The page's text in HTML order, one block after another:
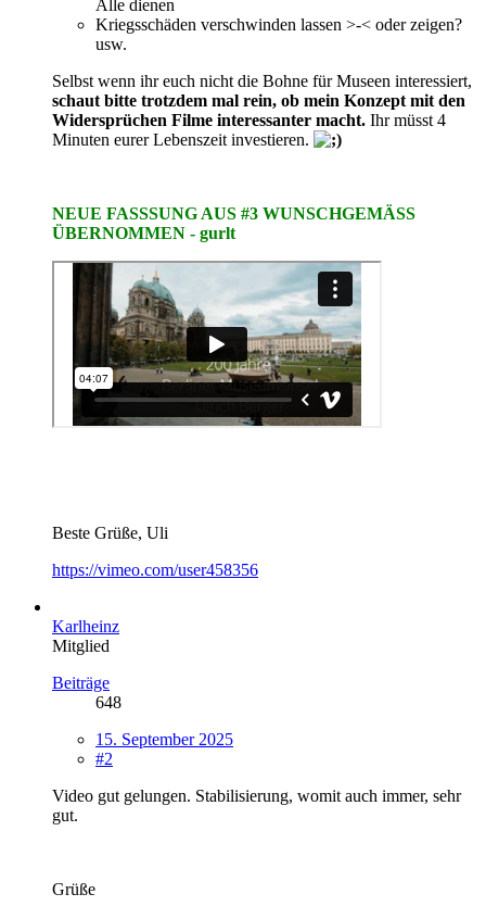
Alle dienen
Kriegsschäden verschwinden lassen >-< oder zeigen?
usw.
Selbst wenn ihr euch nicht die Bohne für Museen interessiert,
schaut bitte trotzdem mal rein, ob mein Konzept mit den
Widersprüchen Filme interessanter macht. Ihr müsst 4
Minuten eurer Lebenszeit investieren.
NEUE FASSSUNG AUS #3 WUNSCHGEMÄSS
ÜBERNOMMEN - gurlt
Beste Grüße, Uli
https://vimeo.com/user458356
Karlheinz
Mitglied
Beiträge
648
15. September 2025
#2
Video gut gelungen. Stabilisierung, womit auch immer, sehr
gut.
Grüße